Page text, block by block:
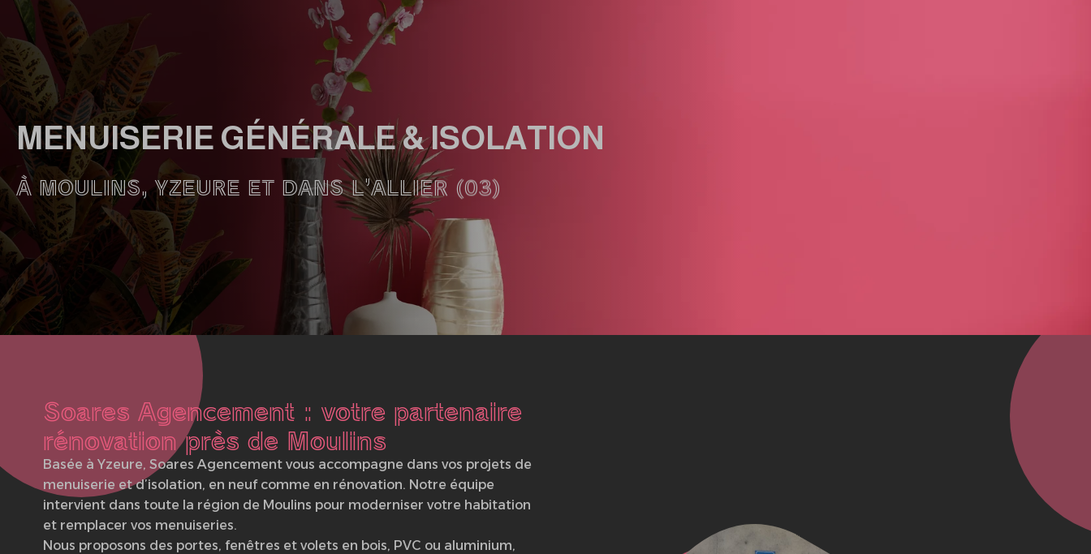
MENUISERIE GÉNÉRALE & ISOLATION
À MOULINS, YZEURE ET DANS L’ALLIER (03)
Soares Agencement : votre partenaire
rénovation près de Moulins
Basée à Yzeure, Soares Agencement vous accompagne dans vos projets de
menuiserie et d’isolation, en neuf comme en rénovation. Notre équipe
intervient dans toute la région de Moulins pour moderniser votre habitation
et remplacer vos menuiseries.
Nous proposons des portes, fenêtres et volets en bois, PVC ou aluminium,